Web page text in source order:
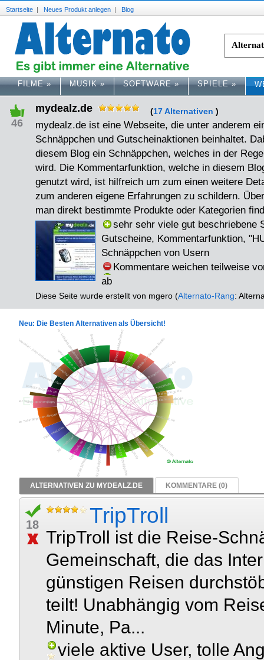
Startseite | Neues Produkt anlegen | Blog
FILME» MUSIK» SOFTWARE» SPIELE»
46
mydealz.de (17 Alternativen )
mydealz.de ist eine Webseite, die unter anderem
Schnäppchen und Gutscheinaktionen beinhaltet.
diesem Blog ein Schnäppchen, welches in der
wird. Die Kommentarfunktion, welche in diesem
genutzt wird, ist hilfreich um zum einen weitere
zum anderen eigene Erfahrungen zu schildern.
man direkt bestimmte Produkte oder Kategorien
sehr sehr viele gut beschriebene
Gutscheine, Kommentarfunktion,
Schnäppchen von Usern
Kommentare weichen teilweise
ab
Diese Seite wurde erstellt von mgero (Alternato-Rang:
Neu: Die Besten Alternativen als Übersicht!
ALTERNATIVEN ZU MYDEALZ.DE KOMMENTARE (0)
18 TripTroll
TripTroll ist die Reise-
Gemeinschaft, die das
günstigen Reisen
teilt! Unabhängig vom
Minute, Pa...
viele aktive User, tolle